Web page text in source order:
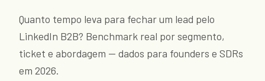
Quanto tempo leva para fechar um lead pelo
LinkedIn B2B? Benchmark real por segmento,
ticket e abordagem — dados para founders e SDRs
em 2026.